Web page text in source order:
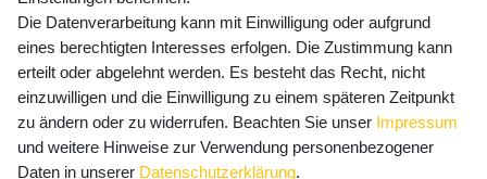
Newsletter Anmeldung - Keine Angebote
mehr verpassen!
E-MAIL **
Newsletter
Honig
Hiermit bestätige ich, dass ich dieDaten­schutz­erklärung
Die Datenverarbeitung kann mit Einwilligung oder aufgrund
eines berechtigten Interesses erfolgen. Die Zustimmung kann
erteilt oder abgelehnt werden. Es besteht das Recht, nicht
einzuwilligen und die Einwilligung zu einem späteren Zeitpunkt
zu ändern oder zu widerrufen. Beachten Sie unser Impressum
und weitere Hinweise zur Verwendung personenbezogener
Daten in unserer Daten­schutz­erklärung.